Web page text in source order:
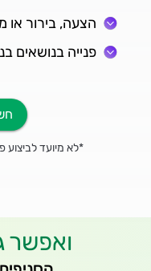
הצעה, בירור או
פנייה בנושאים
*לא מיועד לביצוע
ואפשר